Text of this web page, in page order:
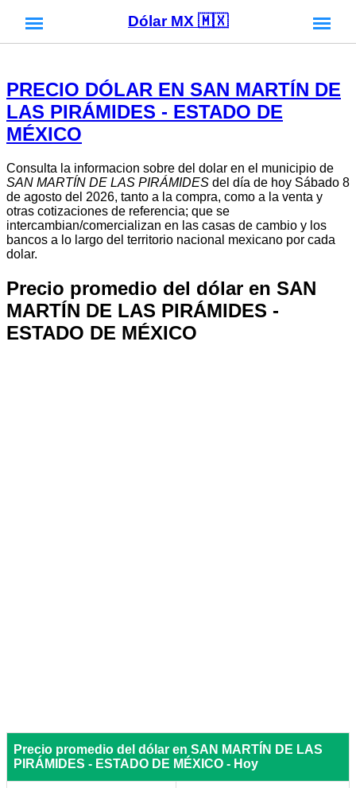
Dólar MX 🇲🇽
PRECIO DÓLAR EN SAN MARTÍN DE
LAS PIRÁMIDES - ESTADO DE
MÉXICO
Consulta la informacion sobre del dolar en el municipio de
SAN MARTÍN DE LAS PIRÁMIDES del día de hoy Sábado 8
de agosto del 2026, tanto a la compra, como a la venta y
otras cotizaciones de referencia; que se
intercambian/comercializan en las casas de cambio y los
bancos a lo largo del territorio nacional mexicano por cada
dolar.
Precio promedio del dólar en SAN
MARTÍN DE LAS PIRÁMIDES -
ESTADO DE MÉXICO
Precio promedio del dólar en SAN MARTÍN DE LAS
PIRÁMIDES - ESTADO DE MÉXICO - Hoy